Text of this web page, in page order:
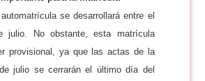
se desarrollará entre el
No obstante, esta matrícula
provisional, ya que las actas de la
julio se cerrarán el último día del